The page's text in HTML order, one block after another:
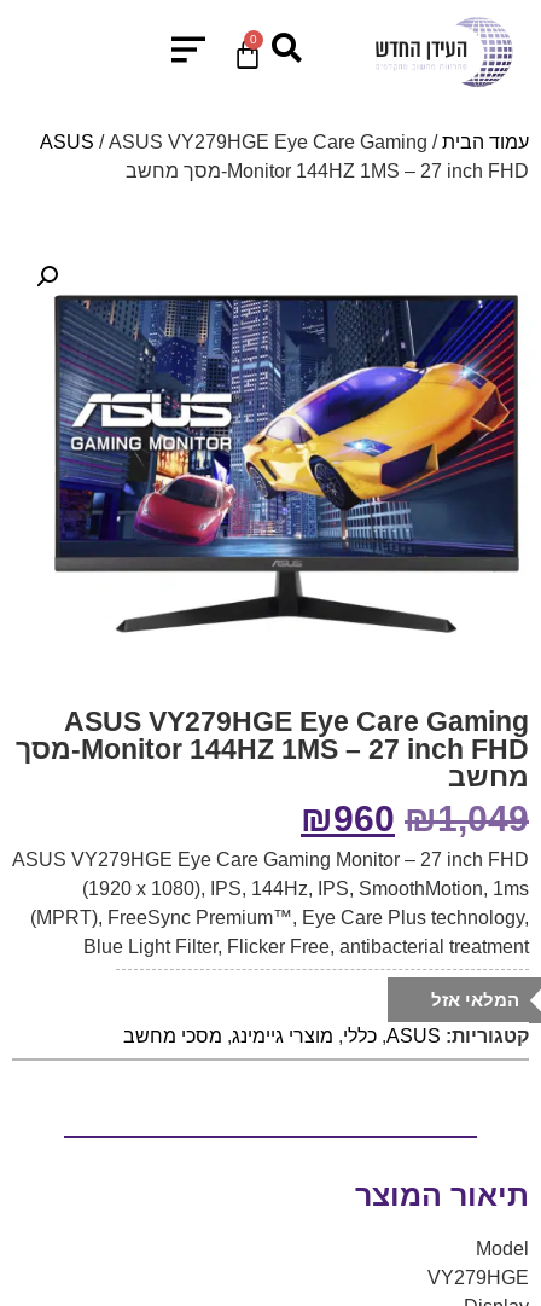
0
עמוד הבית/
ASUS / ASUS VY279HGE Eye Care Gaming
Monitor 144HZ 1MS – 27 inch FHD-מסך מחשב
ASUS VY279HGE Eye Care Gaming
Monitor 144HZ 1MS – 27 inch FHD-מסך
מחשב
₪1,049
₪960
ASUS VY279HGE Eye Care Gaming Monitor – 27 inch FHD
(1920 x 1080), IPS, 144Hz, IPS, SmoothMotion, 1ms
(MPRT), FreeSync Premium™, Eye Care Plus technology,
Blue Light Filter, Flicker Free, antibacterial treatment
המלאי אזל
קטגוריות: ASUS
, כללי, מוצרי גיימינג, מסכי מחשב
תיאור המוצר
Model
VY279HGE